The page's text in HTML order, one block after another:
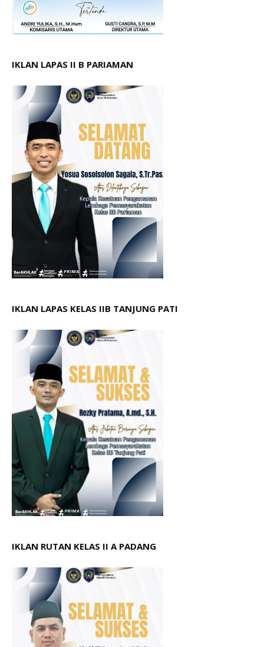
IKLAN LAPAS II B PARIAMAN
IKLAN LAPAS KELAS IIB TANJUNG PATI
IKLAN RUTAN KELAS II A PADANG